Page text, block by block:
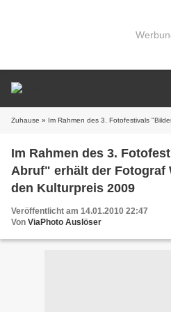
Zuhause » Im Rahmen des 3. Fotofestivals "Bilder auf Abruf"
Im Rahmen des 3.
Abruf" erhält der Fotograf
den Kulturpreis 2009
Veröffentlicht am 14.01.2010 22:47
Von ViaPhoto Auslöser